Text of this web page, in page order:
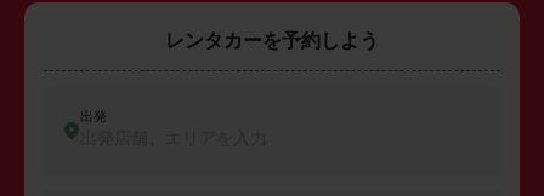
レンタカーを予約しよう
出発